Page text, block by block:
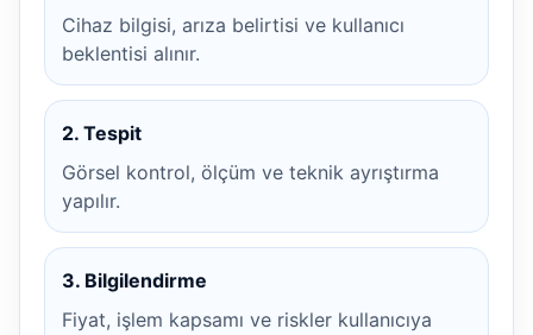
Cihaz bilgisi, arıza belirtisi ve kullanıcı
beklentisi alınır.
2. Tespit
Görsel kontrol, ölçüm ve teknik ayrıştırma
yapılır.
3. Bilgilendirme
Fiyat, işlem kapsamı ve riskler kullanıcıya